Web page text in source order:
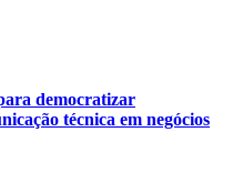
democratizar
técnica em negócios